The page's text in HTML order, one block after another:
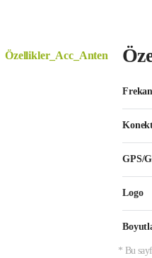
Özellikler_Acc_Anten
GPS/
Logo
* Bu